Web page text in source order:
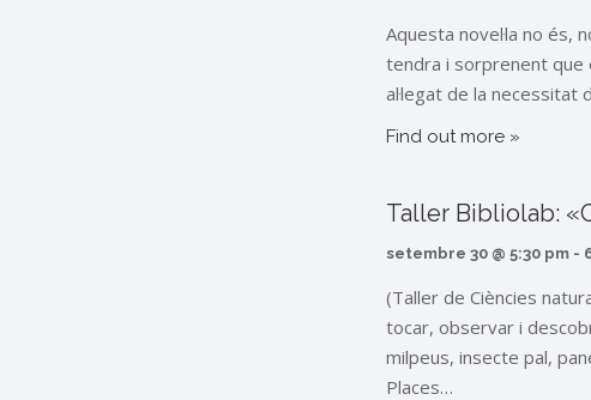
Aquesta novel·la no és,
tendra i sorprenent que
al·legat de la necessitat
Find out more »
Taller Bibliolab:
setembre 30 @ 5:30 pm -
(Taller de Ciències
tocar, observar i
milpeus, insecte pal,
Places…